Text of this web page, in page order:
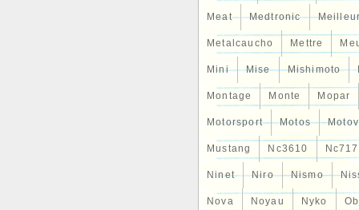
Meat Medtronic
Metalcaucho Mettre
Mini Mise Mishimoto
Montage Monte Mopar
Motorsport Motos
Mustang Nc3610
Ninet Niro Nismo
Nova Noyau Nyko